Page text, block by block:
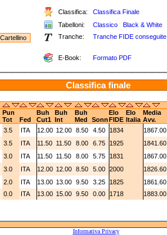
Classifica: Classifica Finale
Tabelloni: Classico Black & White
Tranche: Tranche FIDE conseguite
E-Book: Formato PDF
Classifica finale
Pun Buh Buh Buh Elo Elo Media
Tot Fed Cut1 Int Med SonnFIDE Italia Avv.
3.5 ITA 12.00 12.00 8.50 4.50 1834 1867.00
3.5 ITA 11.50 11.50 8.00 6.75 1925 1841.60
3.0 ITA 11.50 11.50 8.00 5.75 1831 1867.00
3.0 ITA 12.00 12.00 8.50 5.00 2000 1826.60
2.0 ITA 13.00 13.00 9.50 3.25 1825 1861.60
0.0 ITA 13.00 15.00 9.50 0.00 1718 1883.00
Informativa Privacy